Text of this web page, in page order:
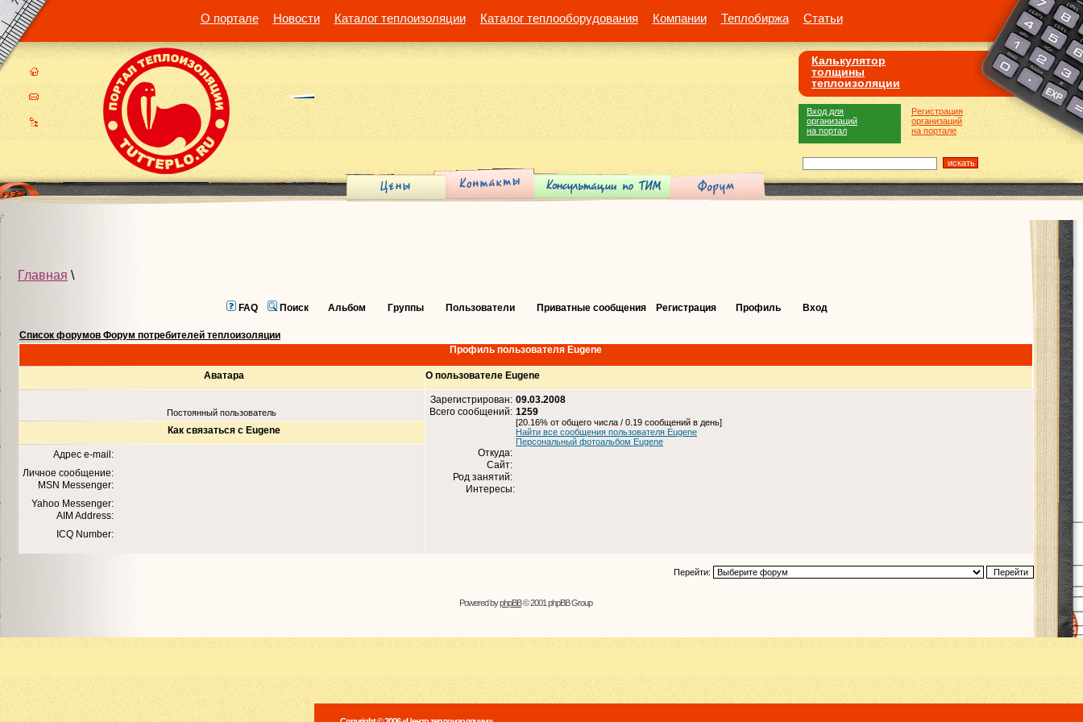
О портале Новости Каталог теплоизоляции Каталог теплооборудования Компании Теплобиржа Статьи
Калькулятор
толщины
теплоизоляции
Регистрация
организаций
на портале
Вход для
организаций
на портал
Главная \
FAQ Поиск Альбом Группы Пользователи Приватные сообщения Регистрация Профиль Вход
Список форумов Форум потребителей теплоизоляции
Профиль пользователя Eugene
Аватара О пользователе Eugene
Постоянный пользователь
Зарегистрирован: 09.03.2008
Всего сообщений: 1259
[20.16% от общего числа / 0.19 сообщений в день]
Найти все сообщения пользователя Eugene
Персональный фотоальбом Eugene
Откуда:
Сайт:
Род занятий:
Интересы:
Как связаться с Eugene
Адрес e-mail:
Личное сообщение:
MSN Messenger:
Yahoo Messenger:
AIM Address:
ICQ Number:
Перейти:
Powered byphpBB© 2001 phpBB Group